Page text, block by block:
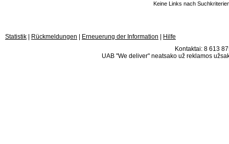
Keine Links nach
Statistik Rückmeldungen Erneuerung der Information
Hilfe
Kontaktai: 8 613
UAB "We deliver" neatsako už reklamos